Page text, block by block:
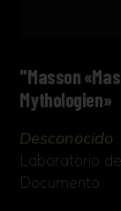
"Masson
Mythologien»
Desconocido
Laboratorio
Documento